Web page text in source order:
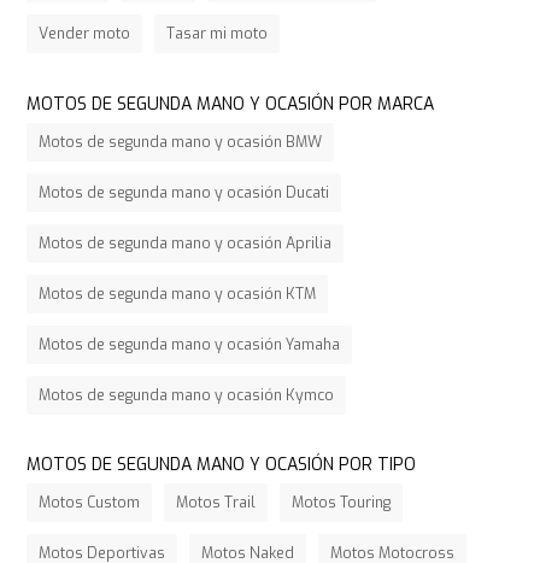
Vender moto Tasar mi moto
MOTOS DE SEGUNDA MANO Y OCASIÓN POR MARCA
Motos de segunda mano y ocasión BMW
Motos de segunda mano y ocasión Ducati
Motos de segunda mano y ocasión Aprilia
Motos de segunda mano y ocasión KTM
Motos de segunda mano y ocasión Yamaha
Motos de segunda mano y ocasión Kymco
MOTOS DE SEGUNDA MANO Y OCASIÓN POR TIPO
Motos Custom Motos Trail Motos Touring
Motos Deportivas Motos Naked Motos Motocross